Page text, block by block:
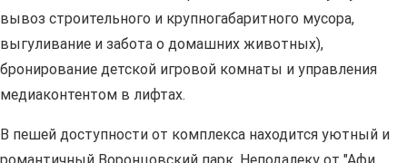
вывоз строительного и крупногабаритного мусора,
выгуливание и забота о домашних животных),
бронирование детской игровой комнаты и управления
медиаконтентом в лифтах.
В пешей доступности от комплекса находится уютный и
романтичный Воронцовский парк. Неподалеку от "Афи